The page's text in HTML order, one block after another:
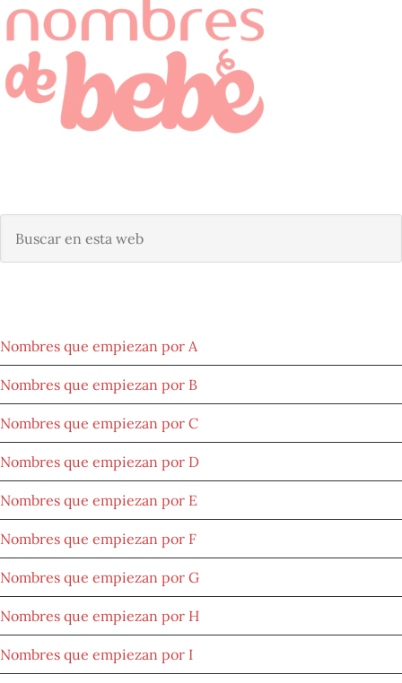
Nombres que empiezan por A
Nombres que empiezan por B
Nombres que empiezan por C
Nombres que empiezan por D
Nombres que empiezan por E
Nombres que empiezan por F
Nombres que empiezan por G
Nombres que empiezan por H
Nombres que empiezan por I